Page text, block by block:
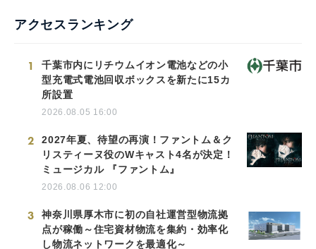
アクセスランキング
1
千葉市内にリチウムイオン電池などの小
型充電式電池回収ボックスを新たに15カ
所設置
2026.08.05 16:00
2
2027年夏、待望の再演！ファントム＆ク
リスティーヌ役のWキャスト4名が決定！
ミュージカル 『ファントム』
2026.08.06 12:00
3
神奈川県厚木市に初の自社運営型物流拠
点が稼働～住宅資材物流を集約・効率化
し物流ネットワークを最適化～